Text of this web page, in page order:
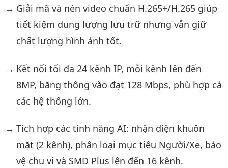
Giải mã và nén video chuẩn H.265+/H.265 giúp
tiết kiệm dung lượng lưu trữ nhưng vẫn giữ
chất lượng hình ảnh tốt.
Kết nối tối đa 24 kênh IP, mỗi kênh lên đến
8MP, băng thông vào đạt 128 Mbps, phù hợp cả
các hệ thống lớn.
Tích hợp các tính năng AI: nhận diện khuôn
mặt (2 kênh), phân loại mục tiêu Người/Xe, bảo
vệ chu vi và SMD Plus lên đến 16 kênh.